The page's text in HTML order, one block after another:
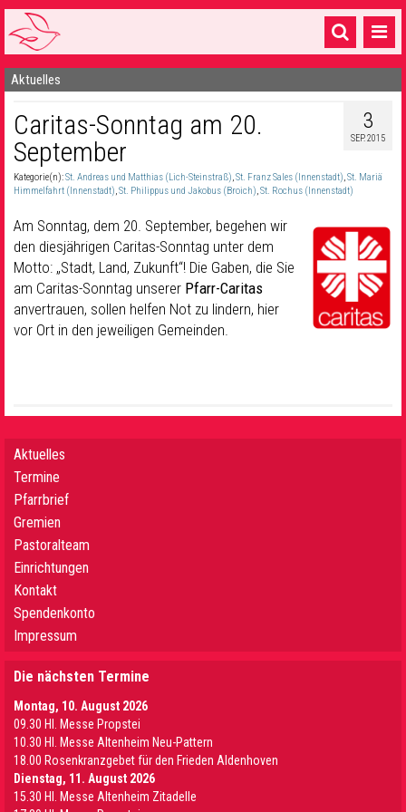
Startseite
1 Pfarrei
16 Gemeinden & mehr
Gottesdienste & Sinnsuche
Sakramente & Feste
Gemeinschaft & Soziales
Musik& Kultur
Seelsorge & Kontakt
Aktuelles
3
SEP. 2015
Caritas-Sonntag am 20.
September
Kategorie(n):St. Andreas und Matthias (Lich-Steinstraß),St. Franz Sales (Innenstadt),St. Mariä
Himmelfahrt (Innenstadt),St. Philippus und Jakobus (Broich),St. Rochus (Innenstadt)
Am Sonntag, dem 20. September, begehen wir
den diesjährigen Caritas-Sonntag unter dem
Motto: „Stadt, Land, Zukunft“! Die Gaben, die Sie
am Caritas-Sonntag unserer Pfarr-Caritas
anvertrauen, sollen helfen Not zu lindern, hier
vor Ort in den jeweiligen Gemeinden.
Aktuelles
Termine
Pfarrbrief
Gremien
Pastoralteam
Einrichtungen
Kontakt
Spendenkonto
Impressum
Die nächsten Termine
Montag, 10. August 2026
09.30 Hl. Messe Propstei
10.30 Hl. Messe Altenheim Neu-Pattern
18.00 Rosenkranzgebet für den Frieden Aldenhoven
Dienstag, 11. August 2026
15.30 Hl. Messe Altenheim Zitadelle